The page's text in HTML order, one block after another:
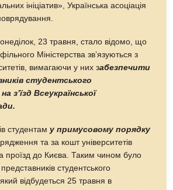
ініціатив», Українська асоціація
23 травня, стало відомо, що
Міністерства зв’язуються з
вимагаючи у них забезпечити
студентського
з’їзд Всеукраїнської
студентам у примусовому порядку
та за кошт університетів
проїзд до Києва. Таким чином було
представників студентського
відбудеться 25 травня в